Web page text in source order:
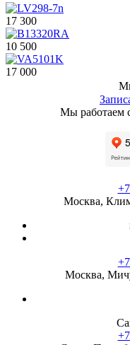
17 300
10 500
17 000
Мы работаем
Москва,
Москва,